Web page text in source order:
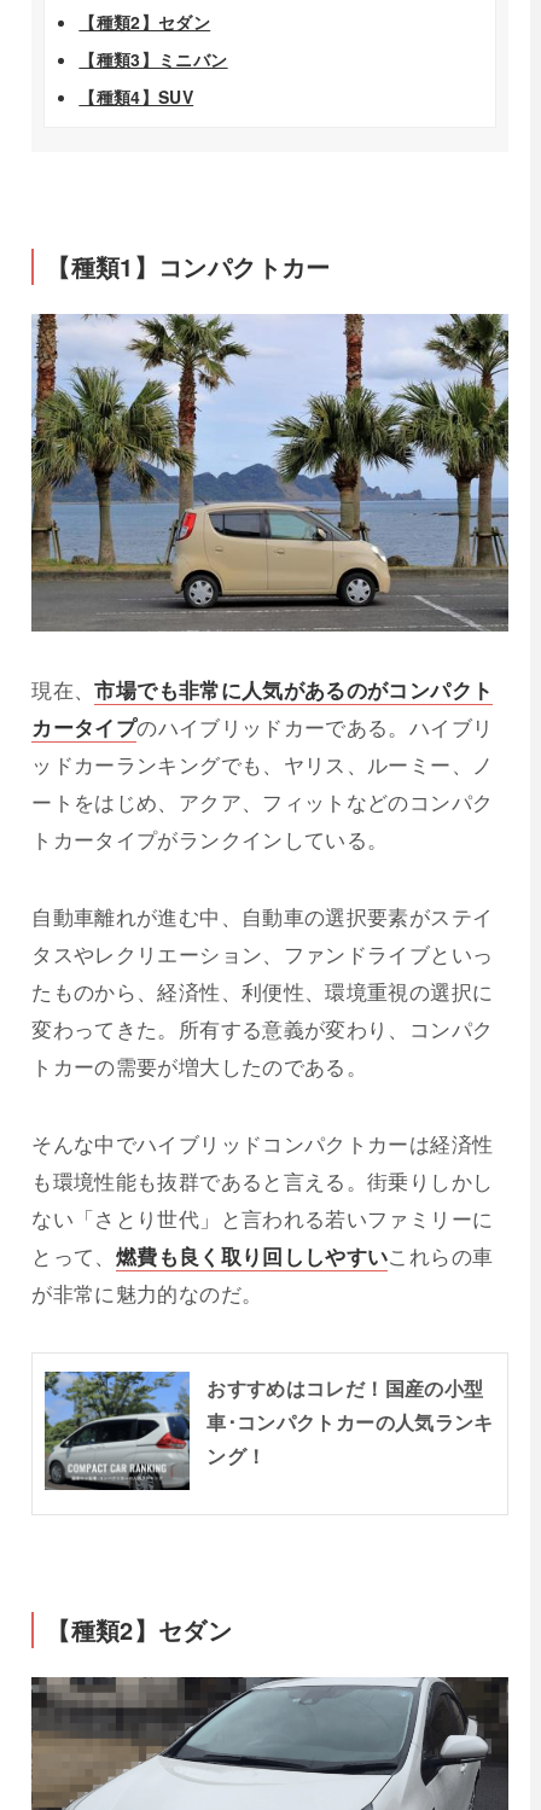
【種類2】セダン
【種類3】ミニバン
【種類4】SUV
【種類1】コンパクトカー
現在、市場でも非常に人気があるのがコンパクト
カータイプのハイブリッドカーである。ハイブリ
ッドカーランキングでも、ヤリス、ルーミー、ノ
ートをはじめ、アクア、フィットなどのコンパク
トカータイプがランクインしている。
自動車離れが進む中、自動車の選択要素がステイ
タスやレクリエーション、ファンドライブといっ
たものから、経済性、利便性、環境重視の選択に
変わってきた。所有する意義が変わり、コンパク
トカーの需要が増大したのである。
そんな中でハイブリッドコンパクトカーは経済性
も環境性能も抜群であると言える。街乗りしかし
ない「さとり世代」と言われる若いファミリーに
とって、 燃費も良く取り回ししやすいこれらの車
が非常に魅力的なのだ。
おすすめはコレだ！国産の小型
車･コンパクトカーの人気ランキ
ング！
【種類2】セダン